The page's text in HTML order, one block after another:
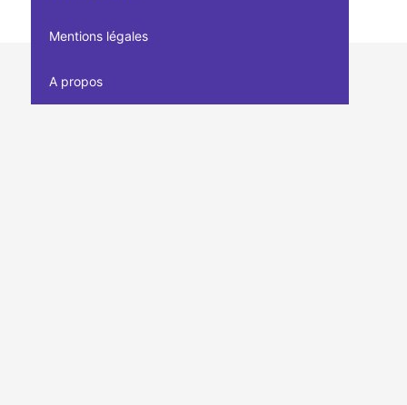
Mentions légales
A propos